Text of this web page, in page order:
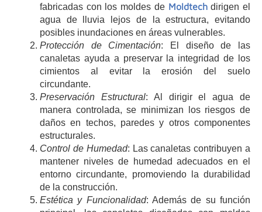
fabricadas con los moldes de Moldtechdirigen el
agua de lluvia lejos de la estructura, evitando
posibles inundaciones en áreas vulnerables.
Protección de Cimentación: El diseño de las
canaletas ayuda a preservar la integridad de los
cimientos al evitar la erosión del suelo
circundante.
Preservación Estructural: Al dirigir el agua de
manera controlada, se minimizan los riesgos de
daños en techos, paredes y otros componentes
estructurales.
Control de Humedad: Las canaletas contribuyen a
mantener niveles de humedad adecuados en el
entorno circundante, promoviendo la durabilidad
de la construcción.
Estética y Funcionalidad: Además de su función